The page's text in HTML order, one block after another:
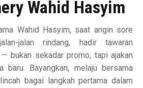
Wahid Hasyim
Wahid Hasyim, saat angin sore
jalan rindang, hadir tawaran
bukan sekadar promo, tapi ajakan
baru. Bayangkan, melaju bersama
bagai langkah pertama dalam